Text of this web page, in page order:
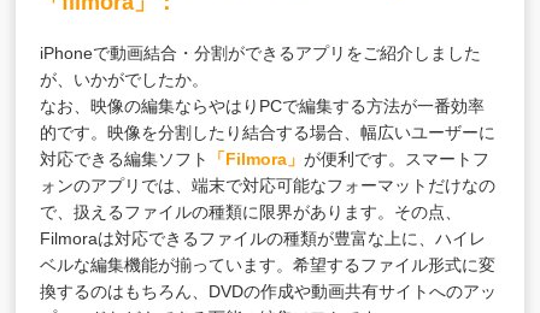
iPhoneで動画結合・分割ができるアプリをご紹介しました
が、いかがでしたか。
なお、映像の編集ならやはりPCで編集する方法が一番効率
的です。映像を分割したり結合する場合、幅広いユーザーに
対応できる編集ソフト
「Filmora」が便利です。スマートフ
ォンのアプリでは、端末で対応可能なフォーマットだけなの
で、扱えるファイルの種類に限界があります。その点、
Filmoraは対応できるファイルの種類が豊富な上に、ハイレ
ベルな編集機能が揃っています。希望するファイル形式に変
換するのはもちろん、DVDの作成や動画共有サイトへのアッ